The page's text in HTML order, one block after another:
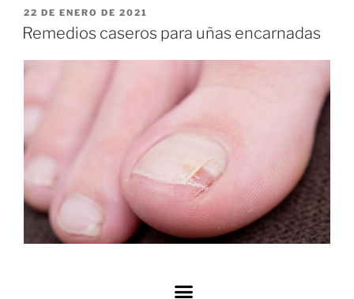
22 DE ENERO DE 2021
Remedios caseros para uñas encarnadas